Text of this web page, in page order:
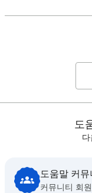
도
도움말 커뮤
커뮤니티 회